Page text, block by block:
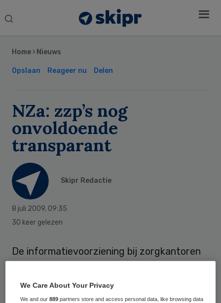
Search
Home › Nieuws
Opslaan Reageer nu Delen
NZa: zzp’s nog
onvoldoende
transparant
Skipr Redactie
8 juli 2009, 09:35
30 keer gelezen
De informatievoorziening bij zorgkantoren
zorgzwaartepakketen (zzp’s) is niet op
orde. Dat blijkt uit de
Sidebar
We Care About Your Privacy
We and our889 partners store and access personal data, like browsing data